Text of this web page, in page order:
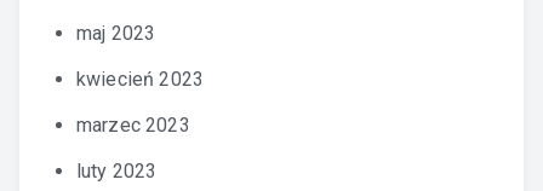
maj 2023
kwiecień 2023
marzec 2023
luty 2023